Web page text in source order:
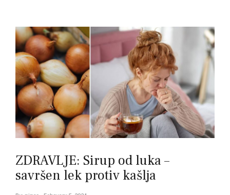
ZDRAVLJE: Sirup od luka –
savršen lek protiv kašlja